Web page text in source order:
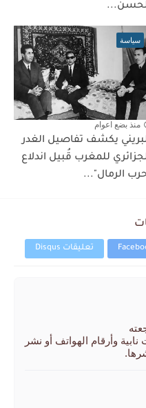
سياسة
منذ بضع اعوام
يكشف تفاصيل الغدر
للمغرب قُبيل اندلاع
الرمال"...
تعليقات Disqus
وأرقام الهواتف أو نشر